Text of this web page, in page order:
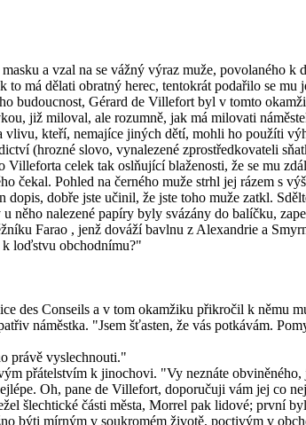
a vzal na se vážný výraz muže, povolaného
to má dělati obratný herec, tentokrát podařilo se
budoucnost, Gérard de Villefort byl v tomto
již miloval, ale rozumně, jak má milovati
kteří, nemajíce jiných dětí, mohli ho použíti
(hrozné slovo, vynalezené zprostředkovateli
Villeforta celek tak oslňující blaženosti, že se mu
čekal. Pohled na černého muže strhl jej rázem s
dopis, dobře jste učinil, že jste toho muže zatkl.
něho nalezené papíry byly svázány do balíčku,
Farao , jenž dováží bavlnu z Alexandrie a
loďstvu obchodnímu?"
des Conseils a v tom okamžiku přikročil k němu
náměstka. "Jsem šťasten, že vás potkávám.
právě vyslechnouti."
přátelstvím k jinochovi. "Vy neznáte
Oh, pane de Villefort, doporučuji vám jej co
šlechtické části města, Morrel pak lidové; první
býti mírným v soukromém životě, poctivým v